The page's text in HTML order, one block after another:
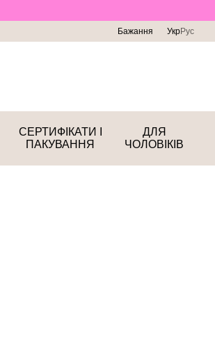
Бажання УкрРус
СЕРТИФІКАТИ І
ПАКУВАННЯ
ДЛЯ
ЧОЛОВІКІВ